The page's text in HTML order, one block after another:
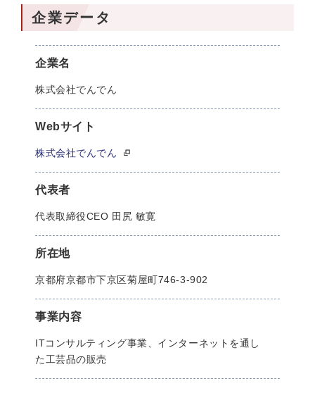
企業データ
企業名
株式会社でんでん
Webサイト
株式会社でんでん
代表者
代表取締役CEO 田尻 敏寛
所在地
京都府京都市下京区菊屋町746-3-902
事業内容
ITコンサルティング事業、インターネットを通し
た工芸品の販売